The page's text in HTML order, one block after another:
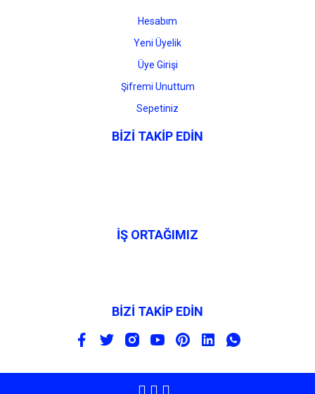
Hesabım
Yeni Üyelik
Üye Girişi
Şifremi Unuttum
Sepetiniz
BİZİ TAKİP EDİN
İŞ ORTAĞIMIZ
BİZİ TAKİP EDİN